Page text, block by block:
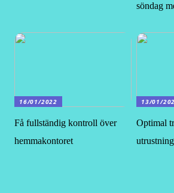
söndag
16/01/2022
Få fullständig kontroll över
hemmakontoret
13/01/
Optimal
utrustning